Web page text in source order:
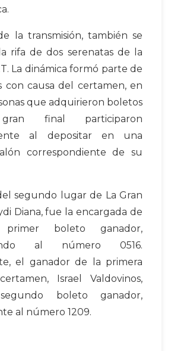
la transmisión, también se
rifa de dos serenatas de la
La dinámica formó parte de
con causa del certamen, en
que adquirieron boletos
final participaron
al depositar en una
correspondiente de su
segundo lugar de La Gran
Diana, fue la encargada de
boleto ganador,
al número 0516.
el ganador de la primera
Israel Valdovinos,
boleto ganador,
al número 1209.